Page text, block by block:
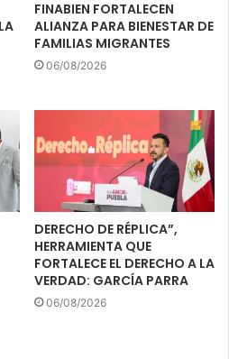
FINABIEN FORTALECEN
ALIANZA PARA BIENESTAR DE
FAMILIAS MIGRANTES
06/08/2026
DERECHO DE RÉPLICA”,
HERRAMIENTA QUE
FORTALECE EL DERECHO A LA
VERDAD: GARCÍA PARRA
06/08/2026